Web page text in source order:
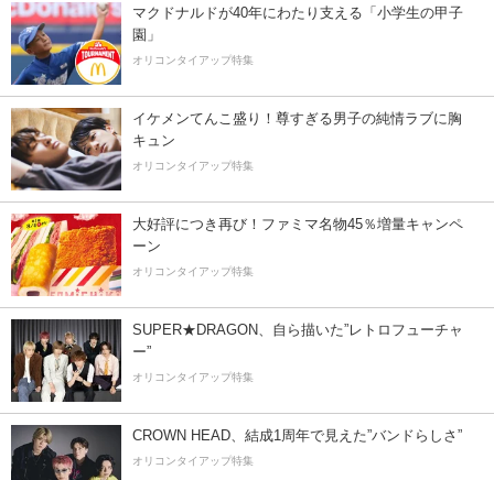
マクドナルドが40年にわたり支える「小学生の甲子
園」
オリコンタイアップ特集
イケメンてんこ盛り！尊すぎる男子の純情ラブに胸
キュン
オリコンタイアップ特集
大好評につき再び！ファミマ名物45％増量キャンペ
ーン
オリコンタイアップ特集
SUPER★DRAGON、自ら描いた”レトロフューチャ
ー”
オリコンタイアップ特集
CROWN HEAD、結成1周年で見えた”バンドらしさ”
オリコンタイアップ特集